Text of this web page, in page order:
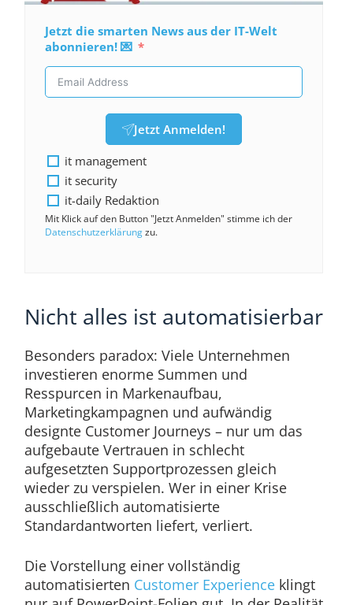
Jetzt die smarten News aus der IT-Welt
abonnieren! 💌
Jetzt Anmelden!
it management
it security
it-daily Redaktion
Mit Klick auf den Button "Jetzt Anmelden" stimme ich der
Datenschutzerklärungzu.
Nicht alles ist automatisierbar
Besonders paradox: Viele Unternehmen
investieren enorme Summen und
Resspurcen in Markenaufbau,
Marketingkampagnen und aufwändig
designte Customer Journeys – nur um das
aufgebaute Vertrauen in schlecht
aufgesetzten Supportprozessen gleich
wieder zu verspielen. Wer in einer Krise
ausschließlich automatisierte
Standardantworten liefert, verliert.
Die Vorstellung einer vollständig
automatisierten Customer Experienceklingt